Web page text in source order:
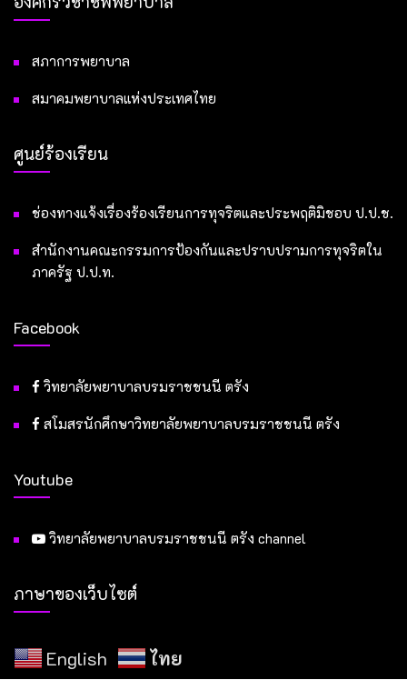
สภาการพยาบาล
สมาคมพยาบาลแห่งประเทศไทย
ศูนย์ร้องเรียน
ช่องทางแจ้งเรื่องร้องเรียนการทุจริตและประพฤติมิชอบ ป.ป.ช.
สำนักงานคณะกรรมการป้องกันและปราบปรามการทุจริตใน
ภาครัฐ ป.ป.ท.
Facebook
วิทยาลัยพยาบาลบรมราชชนนี ตรัง
สโมสรนักศึกษาวิทยาลัยพยาบาลบรมราชชนนี ตรัง
Youtube
วิทยาลัยพยาบาลบรมราชชนนี ตรัง channel
ภาษาของเว็บไซต์
English ไทย